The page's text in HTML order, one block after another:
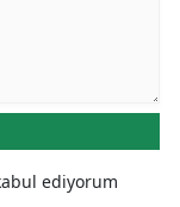
ediyorum